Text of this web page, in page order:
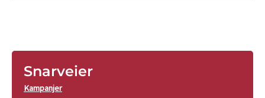
Snarveier
Kampanjer